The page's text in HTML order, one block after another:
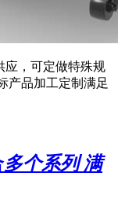
应，可定做特殊规
产品加工定制满足
多个系列 满